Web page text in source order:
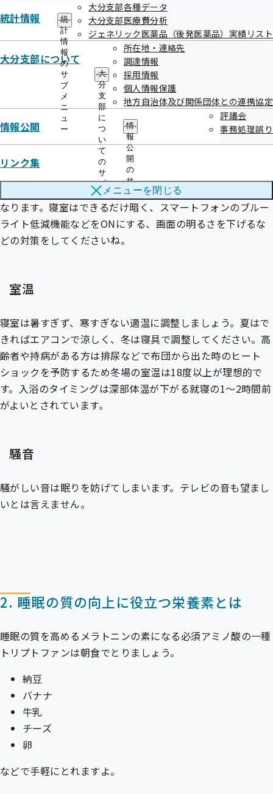
統計情報
統
計
情
報
の
サ
ブ
メ
ニ
ュ
ー
大分支部各種データ
大分支部医療費分析
ジェネリック医薬品（後発医薬品）実績リスト
大分支部について
大
分
支
部
に
つ
い
て
の
サ
ブ
メ
ニ
ー
所在地・連絡先
調達情報
採用情報
個人情報保護
地方自治体及び関係団体との連携協定
情報公開
情
報
公
開
の
サ
ブ
メ
ニ
ュ
評議会
事務処理誤り
リンク集
メニューを閉じる
日光
起床時は寝室に朝日を取り入れ、体内時計をリセットするた
めに日光を浴びるように心がけましょう。また、日光を浴び
ることで睡眠ホルモンである夜間のメラトニン分泌量が増加
します。
照度
就寝時の明るい光はメラトニンの分泌を抑制し入眠の妨げに
なります。寝室はできるだけ暗く、スマートフォンのブルー
ライト低減機能などをONにする、画面の明るさを下げるな
どの対策をしてくださいね。
室温
寝室は暑すぎず、寒すぎない適温に調整しましょう。夏はで
きればエアコンで涼しく、冬は寝具で調整してください。高
齢者や持病がある方は排尿などで布団から出た時のヒート
ショックを予防するため冬場の室温は18度以上が理想的で
す。入浴のタイミングは深部体温が下がる就寝の1～2時間前
がよいとされています。
騒音
騒がしい音は眠りを妨げてしまいます。テレビの音も望まし
いとは言えません。
2. 睡眠の質の向上に役立つ栄養素とは
睡眠の質を高めるメラトニンの素になる必須アミノ酸の一種
トリプトファンは朝食でとりましょう。
納豆
バナナ
牛乳
チーズ
卵
などで手軽にとれますよ。